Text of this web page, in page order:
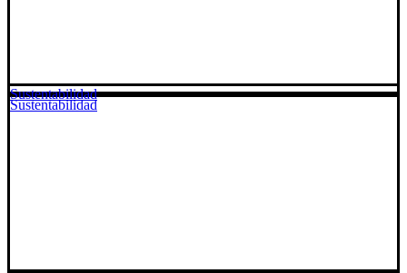
Sustentabilidad
Sustentabilidad